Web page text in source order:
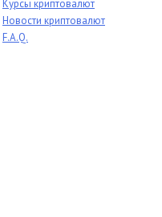
Курсы криптовалют
Новости криптовалют
F.A.Q.